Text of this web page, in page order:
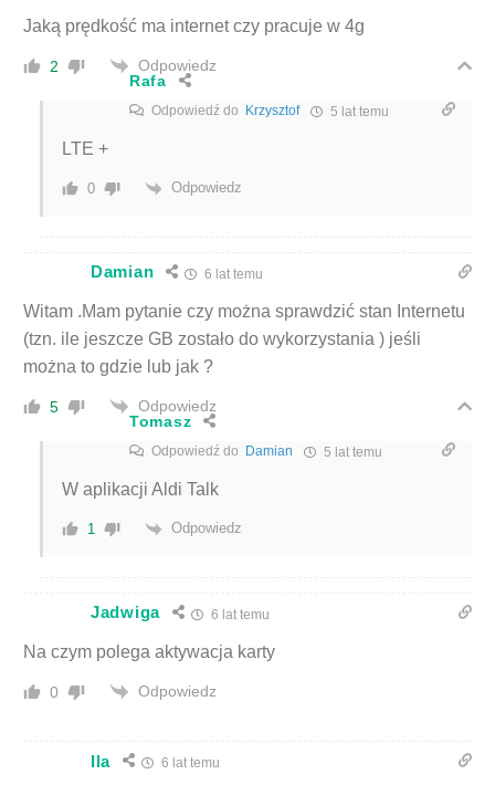
Jaką prędkość ma internet czy pracuje w 4g
2
Odpowiedz
Rafa
Odpowiedź do Krzysztof 5 lat temu
LTE +
0 Odpowiedz
Damian 6 lat temu
Witam .Mam pytanie czy można sprawdzić stan Internetu
(tzn. ile jeszcze GB zostało do wykorzystania ) jeśli
można to gdzie lub jak ?
5
Odpowiedz
Tomasz
Odpowiedź do Damian 5 lat temu
W aplikacji Aldi Talk
1 Odpowiedz
Jadwiga 6 lat temu
Na czym polega aktywacja karty
0 Odpowiedz
Ila 6 lat temu